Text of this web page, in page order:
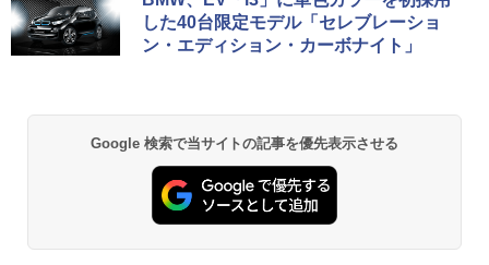
した40台限定モデル「セレブレーショ
ン・エディション・カーボナイト」
Google 検索で当サイトの記事を優先表示させる